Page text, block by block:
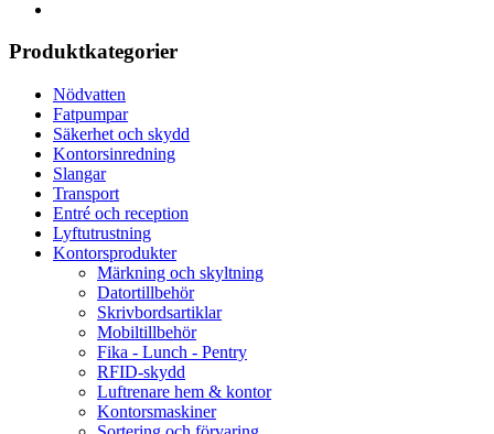
Produktkategorier
Nödvatten
Fatpumpar
Säkerhet och skydd
Kontorsinredning
Slangar
Transport
Entré och reception
Lyftutrustning
Kontorsprodukter
Märkning och skyltning
Datortillbehör
Skrivbordsartiklar
Mobiltillbehör
Fika - Lunch - Pentry
RFID-skydd
Luftrenare hem & kontor
Kontorsmaskiner